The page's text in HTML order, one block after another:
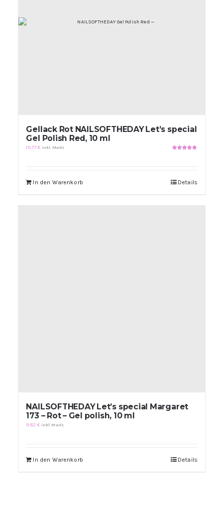
Gellack Rot NAILSOFTHEDAY Let’s special
Gel Polish Red, 10 ml
10,77€ inkl. MwSt.
In den Warenkorb Details
NAILSOFTHEDAY Let’s special Margaret
173 – Rot – Gel polish, 10 ml
9,82€ inkl. MwSt.
In den Warenkorb Details